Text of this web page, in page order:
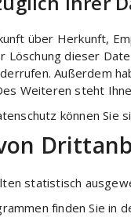
über Herkunft,
dieser
Außerdem
Weiteren steht
können Sie
statistisch
finden Sie in